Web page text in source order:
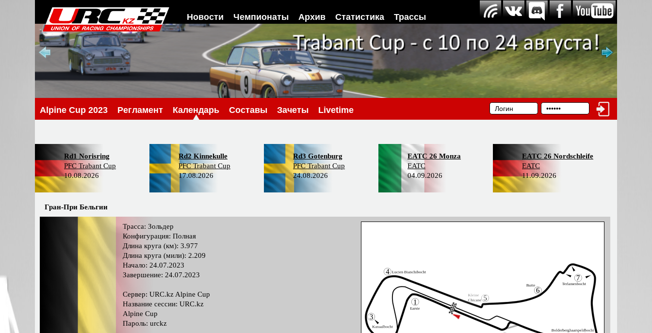
Новости Чемпионаты Архив Статистика Трассы
Alpine Cup 2023 Регламент Календарь Составы Зачеты Livetime
Rd1 Norisring
PFC Trabant Cup
10.08.2026
Rd2 Kinnekulle
PFC Trabant Cup
17.08.2026
Rd3 Gotenburg
PFC Trabant Cup
24.08.2026
EATC 26 Monza
EATC
04.09.2026
EATC 26 Nordschleife
EATC
11.09.2026
Гран-При Бельгии
Трасса: Зольдер
Конфигурация: Полная
Длина круга (км): 3.977
Длина круга (мили): 2.209
Начало: 24.07.2023
Завершение: 24.07.2023
Сервер: URC.kz Alpine Cup
Название сессии: URC.kz
Alpine Cup
Пароль: urckz